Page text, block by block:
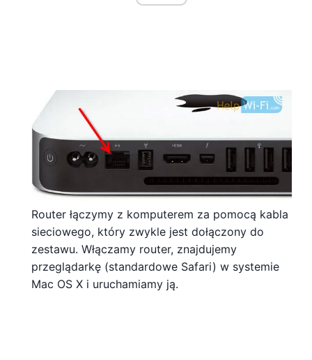
Router łączymy z komputerem za pomocą kabla
sieciowego, który zwykle jest dołączony do
zestawu. Włączamy router, znajdujemy
przeglądarkę (standardowe Safari) w systemie
Mac OS X i uruchamiamy ją.